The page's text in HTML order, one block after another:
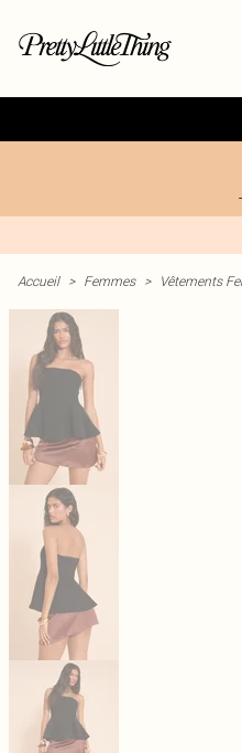
Accueil > Femmes > Vêtements